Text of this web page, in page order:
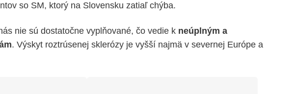
so SM, ktorý na Slovensku zatiaľ chýba.
nie sú dostatočne vyplňované, čo vedie k neúplným a
. Výskyt roztrúsenej sklerózy je vyšší najmä v severnej Európe a